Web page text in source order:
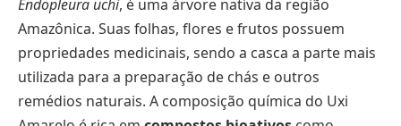
Endopleura uchi, é uma árvore nativa da região
Amazônica. Suas folhas, flores e frutos possuem
propriedades medicinais, sendo a casca a parte mais
utilizada para a preparação de chás e outros
remédios naturais. A composição química do Uxi